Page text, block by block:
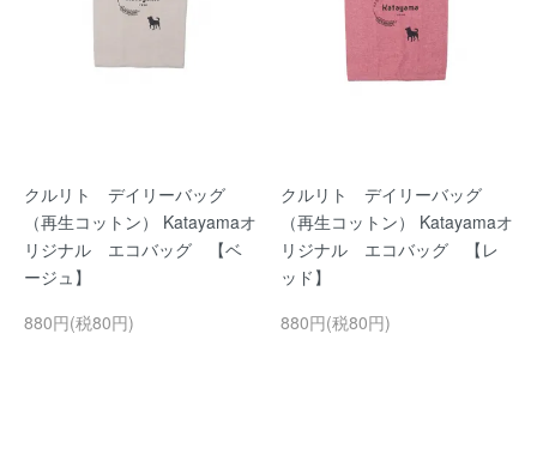
クルリト デイリーバッグ
（再生コットン） Katayamaオ
リジナル エコバッグ 【ベ
ージュ】
880円(税80円)
クルリト デイリーバッグ
（再生コットン） Katayamaオ
リジナル エコバッグ 【レ
ッド】
880円(税80円)